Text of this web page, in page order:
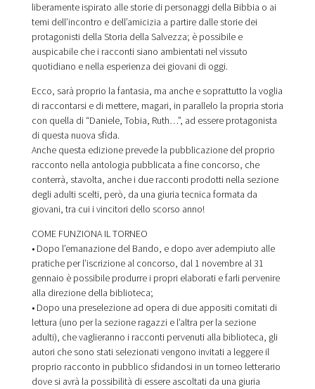
liberamente ispirato alle storie di personaggi della Bibbia o ai
temi dell’incontro e dell’amicizia a partire dalle storie dei
protagonisti della Storia della Salvezza; è possibile e
auspicabile che i racconti siano ambientati nel vissuto
quotidiano e nella esperienza dei giovani di oggi.
Ecco, sarà proprio la fantasia, ma anche e soprattutto la voglia
di raccontarsi e di mettere, magari, in parallelo la propria storia
con quella di “Daniele, Tobia, Ruth…”, ad essere protagonista
di questa nuova sfida.
Anche questa edizione prevede la pubblicazione del proprio
racconto nella antologia pubblicata a fine concorso, che
conterrà, stavolta, anche i due racconti prodotti nella sezione
degli adulti scelti, però, da una giuria tecnica formata da
giovani, tra cui i vincitori dello scorso anno!
COME FUNZIONA IL TORNEO
• Dopo l’emanazione del Bando, e dopo aver adempiuto alle
pratiche per l’iscrizione al concorso, dal 1 novembre al 31
gennaio è possibile produrre i propri elaborati e farli pervenire
alla direzione della biblioteca;
• Dopo una preselezione ad opera di due appositi comitati di
lettura (uno per la sezione ragazzi e l’altra per la sezione
adulti), che vaglieranno i racconti pervenuti alla biblioteca, gli
autori che sono stati selezionati vengono invitati a leggere il
proprio racconto in pubblico sfidandosi in un torneo letterario
dove si avrà la possibilità di essere ascoltati da una giuria